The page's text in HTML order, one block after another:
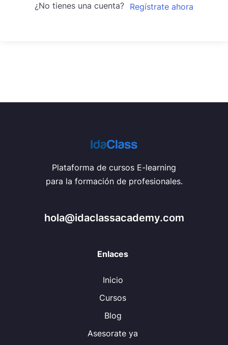
¿No tienes una cuenta? Regístrate ahora
Plataforma de cursos E-learning
para la formación de profesionales.
hola@idaclassacademy.com
Enlaces
Inicio
Cursos
Blog
Asesorate ya